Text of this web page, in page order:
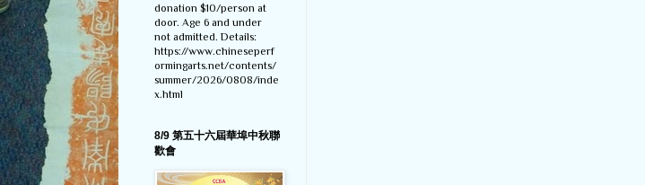
donation $10/person at
door. Age 6 and under
not admitted. Details:
https://www.chineseperf
ormingarts.net/contents/
summer/2026/0808/inde
x.html
8/9 第五十六屆華埠中秋聯
歡會